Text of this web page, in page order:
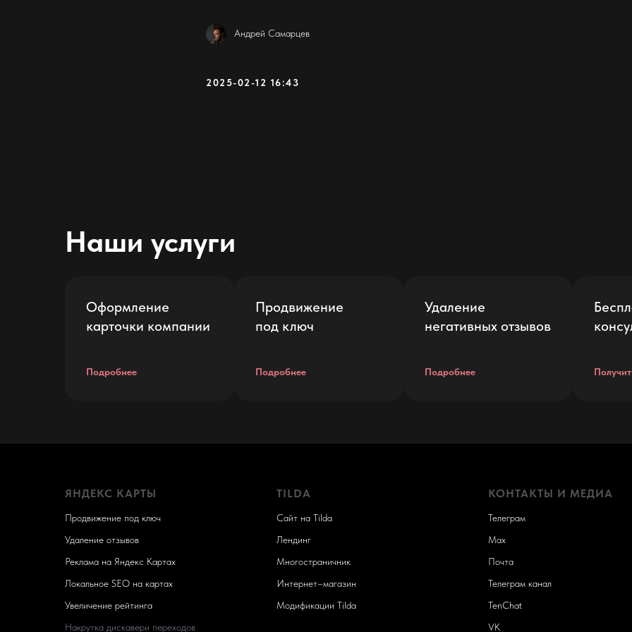
Андрей Самарцев
2025-02-12 16:43
Наши услуги
Оформление
карточки компании
Подробнее
Продвижение
под ключ
Подробнее
Удаление
негативных отзывов
Подробнее
ЯНДЕКС КАРТЫ
Продвижение под ключ
Удаление отзывов
Реклама на Яндекс Картах
Локальное SEO на картах
Увеличение рейтинга
Накрутка дискавери переходов
TILDA
Сайт на Tilda
Лендинг
Многостраничник
Интернет–магазин
Модификации Tilda
КОНТАКТЫ И МЕДИА
Телеграм
Max
Почта
Телеграм канал
TenChat
VK